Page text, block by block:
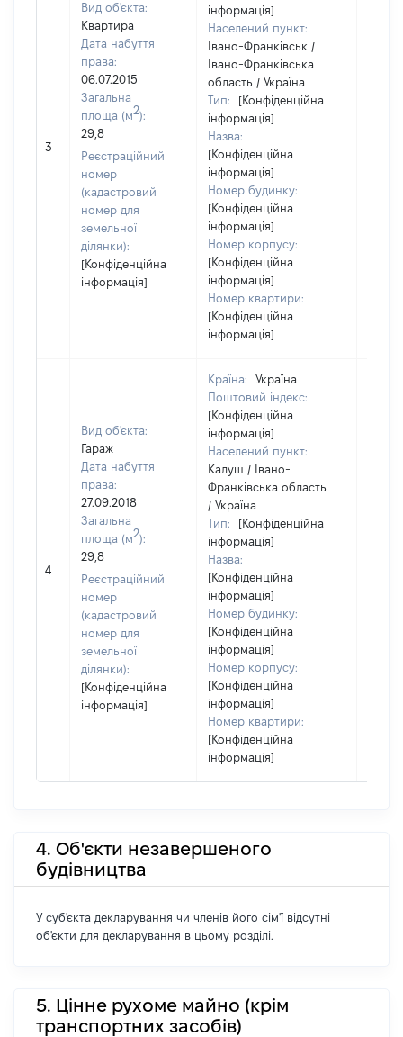
3
Вид об'єкта:
Квартира
Дата набуття
права:
06.07.2015
Загальна
площа (м2):
29,8
Реєстраційний
номер
(кадастровий
номер для
земельної
ділянки):
[Конфіденційна
інформація]
інформація]
Населений пункт:
Івано-Франківськ /
Івано-Франківська
область / Україна
Тип:
[Конфіденційна
інформація]
Назва:
[Конфіденційна
інформація]
Номер будинку:
[Конфіденційна
інформація]
Номер корпусу:
[Конфіденційна
інформація]
Номер квартири:
[Конфіденційна
інформація]
4
Вид об'єкта:
Гараж
Дата набуття
права:
27.09.2018
Загальна
площа (м2):
29,8
Реєстраційний
номер
(кадастровий
номер для
земельної
ділянки):
[Конфіденційна
інформація]
Країна:
Україна
Поштовий індекс:
[Конфіденційна
інформація]
Населений пункт:
Калуш / Івано-
Франківська область
/ Україна
Тип:
[Конфіденційна
інформація]
Назва:
[Конфіденційна
інформація]
Номер будинку:
[Конфіденційна
інформація]
Номер корпусу:
[Конфіденційна
інформація]
Номер квартири:
[Конфіденційна
інформація]
4. Об'єкти незавершеного
будівництва
У суб'єкта декларування чи членів його сім'ї відсутні
об'єкти для декларування в цьому розділі.
5. Цінне рухоме майно (крім
транспортних засобів)